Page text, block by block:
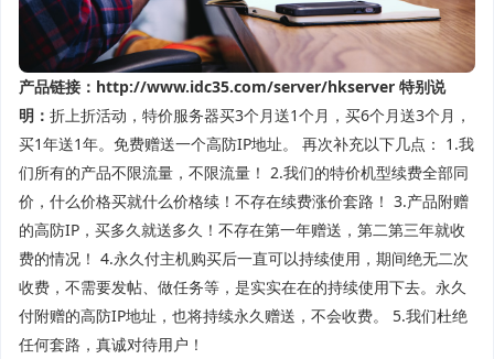
产品链接： http://www.idc35.com/server/hkserver 特别说
明： 折上折活动，特价服务器买3个月送1个月，买6个月送3个月，
买1年送1年。免费赠送一个高防IP地址。
再次补充以下几点 ： 1.我
们所有的产品不限流量，不限流量！ 2.我们的特价机型续费全部同
价，什么价格买就什么价格续！不存在续费涨价套路！ 3.产品附赠
的高防IP，买多久就送多久！不存在第一年赠送，第二第三年就收
费的情况！ 4.永久付主机购买后一直可以持续使用，期间绝无二次
收费，不需要发帖、做任务等，是实实在在的持续使用下去。永久
付附赠的高防IP地址，也将持续永久赠送，不会收费。
5.我们杜绝
任何套路，真诚对待用户！